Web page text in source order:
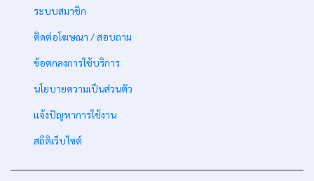
ระบบสมาชิก
ติดต่อโฆษณา / สอบถาม
ข้อตกลงการใช้บริการ
นโยบายความเป็นส่วนตัว
แจ้งปัญหาการใช้งาน
สถิติเว็บไซต์